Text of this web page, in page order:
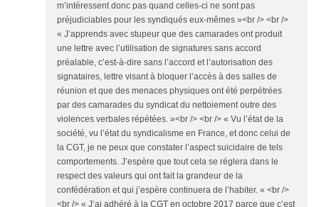
m’intéressent donc pas quand celles-ci ne sont pas
préjudiciables pour les syndiqués eux-mêmes »<br /> <br />
« J’apprends avec stupeur que des camarades ont produit
une lettre avec l’utilisation de signatures sans accord
préalable, c’est-à-dire sans l’accord et l’autorisation des
signataires, lettre visant à bloquer l’accès à des salles de
réunion et que des menaces physiques ont été perpétrées
par des camarades du syndicat du nettoiement outre des
violences verbales répétées. »<br /> <br /> « Vu l’état de la
société, vu l’état du syndicalisme en France, et donc celui de
la CGT, je ne peux que constater l’aspect suicidaire de tels
comportements. J’espère que tout cela se réglera dans le
respect des valeurs qui ont fait la grandeur de la
confédération et qui j’espère continuera de l’habiter. « <br />
<br /> « J’ai adhéré à la CGT en octobre 2017 parce que c’est